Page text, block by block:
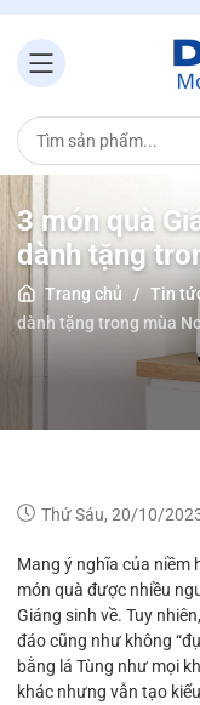
3 món quà
dành tặng
Trang chủ / Tin
dành tặng trong mùa
Thứ Sáu, 20/10/
Mang ý nghĩa của niềm
món quà được nhiều
Giáng sinh về. Tuy
đáo cũng như không
bằng lá Tùng như mọi
khác nhưng vẫn tạo